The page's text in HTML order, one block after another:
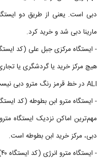
دبی است. یعنی از طریق دو
مارینا دبی شد و خرید کرد.
- ایستگاه مرکزی جبل علی (کد ایستگاه ۳۸) واقع در منطقه جبل علی در
ALI در خط قرمز رنگ مترو دبی نیست.
- ایستگاه مترو ابن بطوطه (کد ایستگاه ۳۹) در منطقه جبل علی و
دبی، مرکز خرید ابن بطوطه است.
- ایستگاه مترو انرژی (کد ایستگاه ۴۰) در منطقه جبل علی و زون دوم